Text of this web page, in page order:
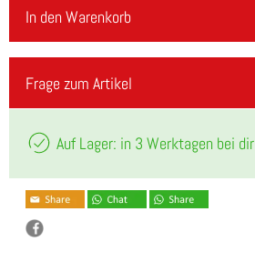
In den Warenkorb
Frage zum Artikel
Auf Lager: in 3 Werktagen bei dir